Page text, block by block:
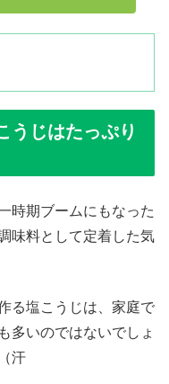
うじはたっぷり
時期ブームにもなった
味料として定着した気
る塩こうじは、家庭で
多いのではないでしょ
汗